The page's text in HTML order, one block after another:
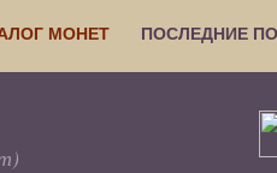
МОНЕТ ПОСЛЕДНИЕ